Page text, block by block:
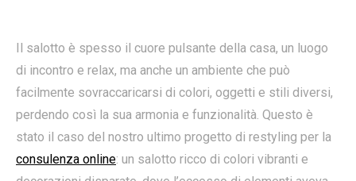
Il salotto è spesso il cuore pulsante della casa, un luogo
di incontro e relax, ma anche un ambiente che può
facilmente sovraccaricarsi di colori, oggetti e stili diversi,
perdendo così la sua armonia e funzionalità. Questo è
stato il caso del nostro ultimo progetto di restyling per la
consulenza online: un salotto ricco di colori vibranti e